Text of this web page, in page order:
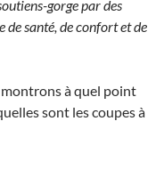
gorge par des
santé, de confort et de
montrons à quel point
sont les coupes à